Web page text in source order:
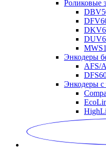
Роликовые
Энкодеры
AFS/
Энкодеры с